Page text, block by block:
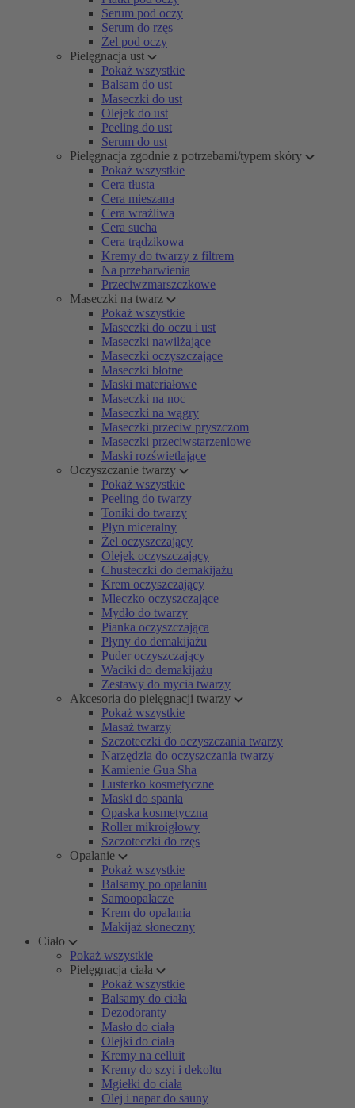
Serum pod oczy
Serum do rzęs
Żel pod oczy
Pielęgnacja ust
Pokaż wszystkie
Balsam do ust
Maseczki do ust
Olejek do ust
Peeling do ust
Serum do ust
Pielęgnacja zgodnie z potrzebami/typem skóry
Pokaż wszystkie
Cera tłusta
Cera mieszana
Cera wrażliwa
Cera sucha
Cera trądzikowa
Kremy do twarzy z filtrem
Na przebarwienia
Przeciwzmarszczkowe
Maseczki na twarz
Pokaż wszystkie
Maseczki do oczu i ust
Maseczki nawilżające
Maseczki oczyszczające
Maseczki błotne
Maski materiałowe
Maseczki na noc
Maseczki na wągry
Maseczki przeciw pryszczom
Maseczki przeciwstarzeniowe
Maski rozświetlające
Oczyszczanie twarzy
Pokaż wszystkie
Peeling do twarzy
Toniki do twarzy
Płyn miceralny
Żel oczyszczający
Olejek oczyszczający
Chusteczki do demakijażu
Krem oczyszczający
Mleczko oczyszczające
Mydło do twarzy
Pianka oczyszczająca
Płyny do demakijażu
Puder oczyszczający
Waciki do demakijażu
Zestawy do mycia twarzy
Akcesoria do pielęgnacji twarzy
Pokaż wszystkie
Masaż twarzy
Szczoteczki do oczyszczania twarzy
Narzędzia do oczyszczania twarzy
Kamienie Gua Sha
Lusterko kosmetyczne
Maski do spania
Opaska kosmetyczna
Roller mikroigłowy
Szczoteczki do rzęs
Opalanie
Pokaż wszystkie
Balsamy po opalaniu
Samoopalacze
Krem do opalania
Makijaż słoneczny
Ciało
Pokaż wszystkie
Pielęgnacja ciała
Pokaż wszystkie
Balsamy do ciała
Dezodoranty
Masło do ciała
Olejki do ciała
Kremy na celluit
Kremy do szyi i dekoltu
Mgiełki do ciała
Olej i napar do sauny